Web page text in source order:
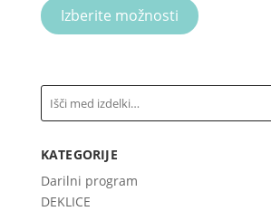
on
11,00€
through
Izberite možnosti
product
options
KATEGORIJE
Darilni program
DEKLICE